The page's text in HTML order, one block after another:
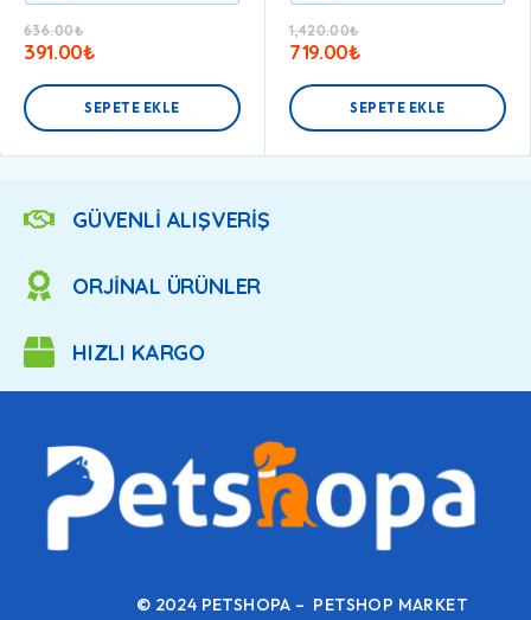
636.00₺
391.00₺
SEPETE EKLE
1,420.00₺
719.00₺
SEPETE EKLE
GÜVENLİ ALIŞVERİŞ
ORJİNAL ÜRÜNLER
HIZLI KARGO
© 2024 PETSHOPA – PETSHOP MARKET